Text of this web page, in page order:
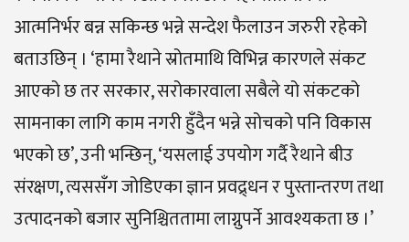
आत्मनिर्भर बन्न सकिन्छ भन्ने सन्देश फैलाउन जरुरी रहेको
बताउछिन् । ‘हामा रैथाने स्रोतमाथि विभिन्न कारणले संकट
आएको छ तर सरकार, सरोकारवाला सबैले यो संकटको
सामनाका लागि काम नगरी हुँदैन भन्ने सोचको पनि विकास
भएको छ’, उनी भन्छिन्, ‘यसलाई उपयोग गर्दै रैथाने बीउ
संरक्षण, त्यससँग जोडिएका ज्ञान प्रवद्र्धन र पुस्तान्तरण तथा
उत्पादनको बजार सुनिश्चिततामा लाग्नुपर्ने आवश्यकता छ ।’